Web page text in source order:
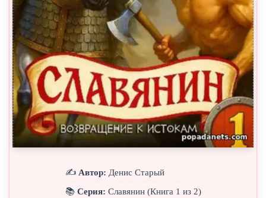
✍️ Автор: Денис Старый
📚 Серия: Славянин (Книга 1 из 2)